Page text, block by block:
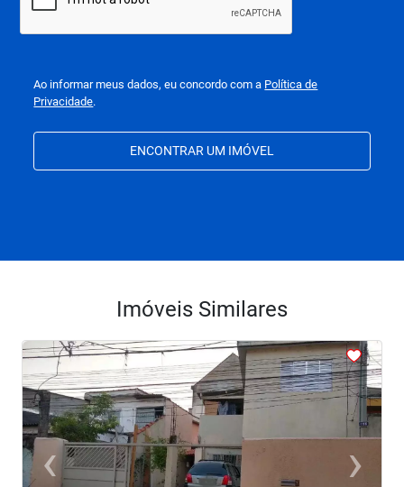
Ao informar meus dados, eu concordo com a Política de
Privacidade.
ENCONTRAR UM IMÓVEL
Imóveis Similares
<<<<
‹Previous ›
Next